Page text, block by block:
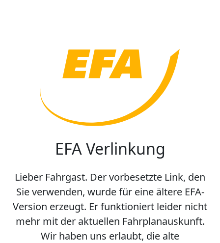
EFA Verlinkung
Lieber Fahrgast. Der vorbesetzte Link, den
Sie verwenden, wurde für eine ältere EFA-
Version erzeugt. Er funktioniert leider nicht
mehr mit der aktuellen Fahrplanauskunft.
Wir haben uns erlaubt, die alte